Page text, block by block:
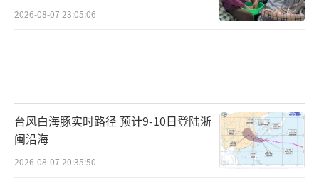
2026-08-07 23:05:06
台风白海豚实时路径 预计9-10日登陆浙
闽沿海
2026-08-07 20:35:50